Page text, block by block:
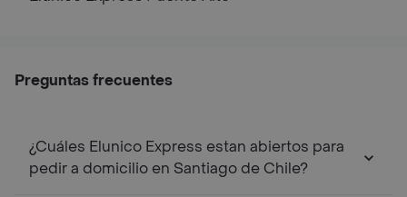
Preguntas frecuentes
¿Cuáles Elunico Express estan abiertos para
pedir a domicilio en Santiago de Chile?